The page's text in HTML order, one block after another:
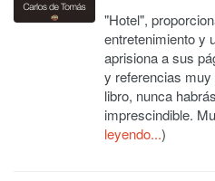
"Hotel",
entretenimiento y
aprisiona a sus
y referencias
libro, nunca
imprescindible.
leyendo...)